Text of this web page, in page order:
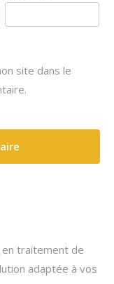
site dans le
en traitement de
adaptée à vos